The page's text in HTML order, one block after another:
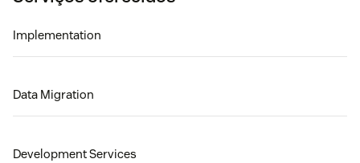
Implementation
Data Migration
Development Services